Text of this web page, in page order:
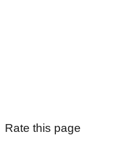
Rate this page